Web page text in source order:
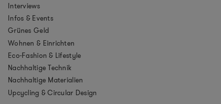
Interviews
Infos & Events
Grünes Geld
Wohnen & Einrichten
Eco-Fashion & Lifestyle
Nachhaltige Technik
Nachhaltige Materialien
Upcycling & Circular Design